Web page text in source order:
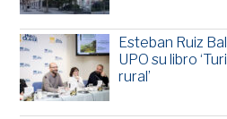
Esteban Ruiz
UPO su libro
rural’